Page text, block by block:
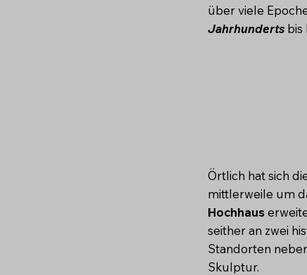
über viele
Jahrhundertsbis
Örtlich hat sich
mittlerweile um
Hochhaus
seither an zwei
Standorten
Skulptur.